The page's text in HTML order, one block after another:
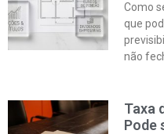
Como
que
não
Taxa
Pode